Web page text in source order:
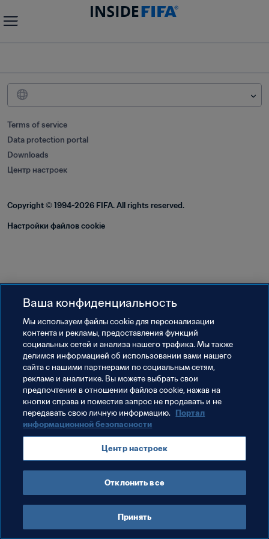
Terms of service
Data protection portal
Downloads
Центр настроек
Copyright © 1994-2026 FIFA. All rights reserved.
Настройки файлов cookie
Ваша конфиденциальность
Мы используем файлы сookie для персонализации
контента и рекламы, предоставления функций
социальных сетей и анализа нашего трафика. Мы также
делимся информацией об использовании вами нашего
сайта с нашими партнерами по социальным сетям,
рекламе и аналитике. Вы можете выбрать свои
предпочтения в отношении файлов cookie, нажав на
кнопки справа и поместив запрос не продавать и не
передавать свою личную информацию. Портал
информационной безопасности
Центр настроек
Отклонить все
Принять